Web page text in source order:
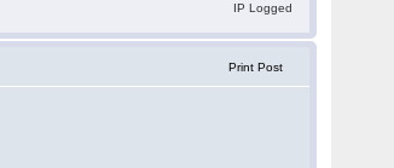
IP Logged
Print Post